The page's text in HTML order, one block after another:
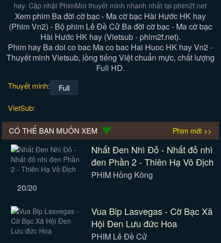
hay. Cập nhật PhimMoi thuyết minh nhanh nhất tại phim2f.net
Xem phim Ba đời cờ bạc - Ma cờ bạc Hài Hước HK hay
(Phim Vn2) - Bộ phim Lẻ Đề Cử Ba đời cờ bạc - Ma cờ bạc
Hài Hước HK hay (Vietsub - phim2f.net).
Phim hay Ba doi co bac Ma co bac Hai Huoc HK hay Vn2 -
Thuyết minh Vietsub, lồng tiếng Việt chuẩn mực, chất lượng
Full HD.
Thuyết minh:
Full
VietSub:
CÓ THỂ BẠN MUỐN XEM Phim mới >>
Nhất Đen Nhì Đỏ - Nhất đỏ nhì
đen Phần 2 - Thiên Hạ Vô Địch
PHIM Hồng Kông
20/20
Vua Bip Lasvegas - Cờ Bạc Xã
Hội Đen Lưu đức Hoa
PHIM Lẻ Đề Cử